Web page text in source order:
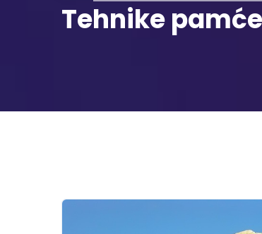
Tehnike